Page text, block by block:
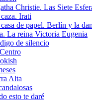
Christie. Las Siete
Irati
de papel. Berlín y la
La reina Victoria Eugenia
de silencio
Alta
esto te daré